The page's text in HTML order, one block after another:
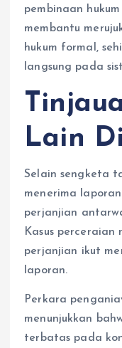
pembinaan
membantu
hukum formal,
langsung pada
Lain
Selain sengketa
menerima
perjanjian
Kasus perceraian
perjanjian ikut
laporan.
Perkara
menunjukkan
terbatas pada